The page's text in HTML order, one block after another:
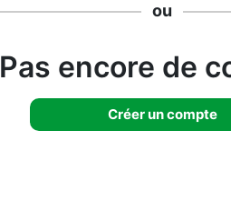
ou
Pas encore de
Créer un compte